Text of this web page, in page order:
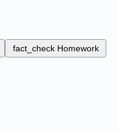
fact_check Homework